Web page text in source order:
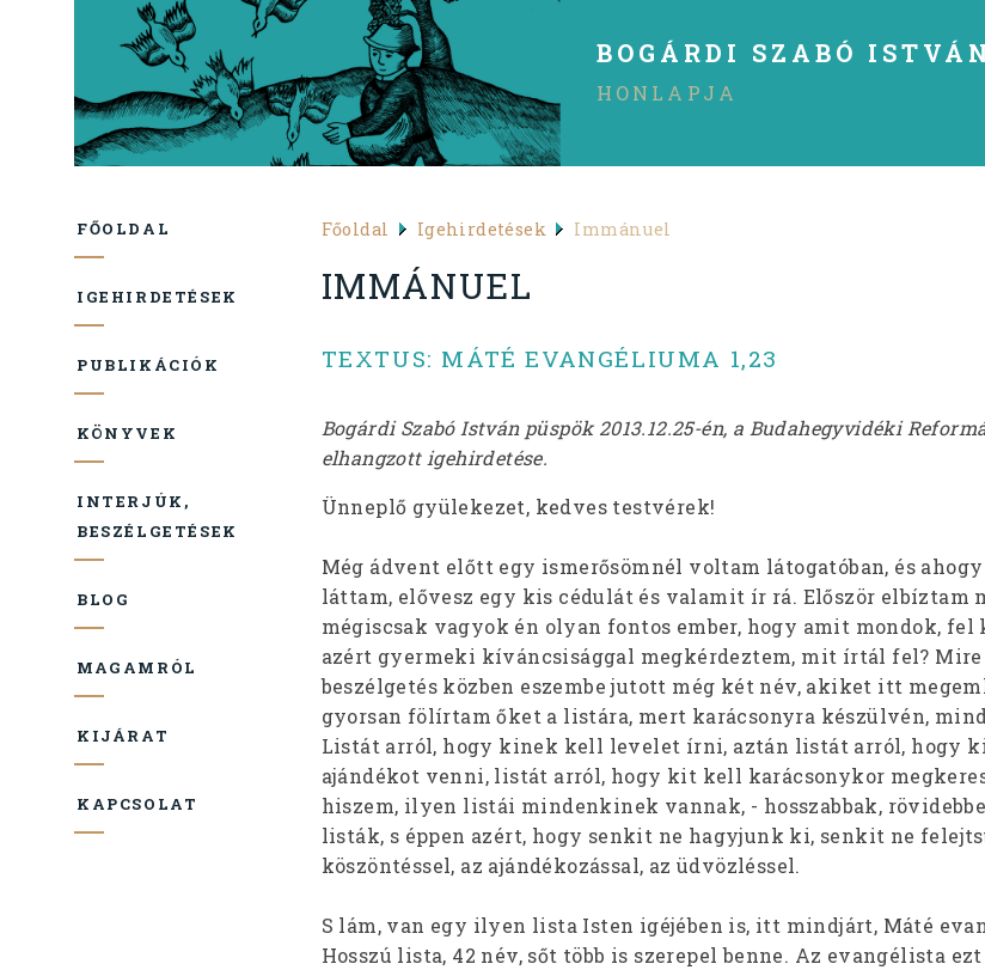
BOGÁRDI SZABÓ
HONLAPJA
FŐOLDAL
IGEHIRDETÉSEK
PUBLIKÁCIÓK
KÖNYVEK
INTERJÚK,
BESZÉLGETÉSEK
BLOG
MAGAMRÓL
KIJÁRAT
KAPCSOLAT
Főoldal Igehirdetések Immánuel
IMMÁNUEL
TEXTUS: MÁTÉ EVANGÉLIUMA 1,23
Bogárdi Szabó István püspök 2013.12.25-én, a Budahegyvidéki
elhangzott igehirdetése.
Ünneplő gyülekezet, kedves testvérek!
Még ádvent előtt egy ismerősömnél voltam látogatóban, és
láttam, elővesz egy kis cédulát és valamit ír rá. Először elbíztam
mégiscsak vagyok én olyan fontos ember, hogy amit mondok,
azért gyermeki kíváncsisággal megkérdeztem, mit írtál fel?
beszélgetés közben eszembe jutott még két név, akiket itt
gyorsan fölírtam őket a listára, mert karácsonyra készülvén,
Listát arról, hogy kinek kell levelet írni, aztán listát arról, hogy
ajándékot venni, listát arról, hogy kit kell karácsonykor
hiszem, ilyen listái mindenkinek vannak, - hosszabbak,
listák, s éppen azért, hogy senkit ne hagyjunk ki, senkit ne
köszöntéssel, az ajándékozással, az üdvözléssel.
S lám, van egy ilyen lista Isten igéjében is, itt mindjárt, Máté
Hosszú lista, 42 név, sőt több is szerepel benne. Az evangélista